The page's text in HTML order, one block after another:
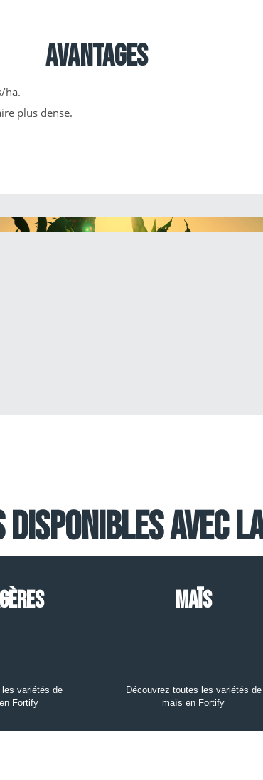
Avantages
ha.
plus dense.
disponibles avec
variétés de
Fortify
Maïs
Découvrez toutes les variétés de
maïs en Fortify